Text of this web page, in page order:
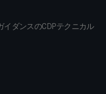
ダンスのCDPテクニカル